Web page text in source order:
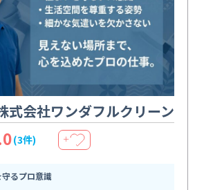
式会社ワンダフルクリーン
(3件) ＋
るプロ意識